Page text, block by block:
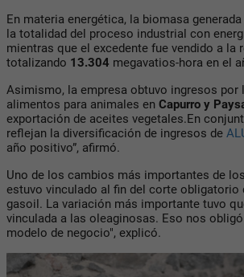
En materia energética, la biomasa
la totalidad del proceso industrial con
mientras que el excedente fue vendido a la
totalizando 13.304 megavatios-hora en el
Asimismo, la empresa obtuvo ingresos por
alimentos para animales en Capurro y
exportación de aceites vegetales.En
reflejan la diversificación de ingresos de
año positivo”, afirmó.
Uno de los cambios más importantes de
estuvo vinculado al fin del corte obligatorio
gasoil. La variación más importante tuvo
vinculada a las oleaginosas. Eso nos
modelo de negocio", explicó.